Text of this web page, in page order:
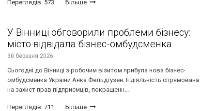
Переглядів: 573 Більше
У Вінниці обговорили проблеми бізнесу:
місто відвідала бізнес-омбудсменка
30 березня 2026
Сьогодні до Вінниці з робочим візитом прибула нова бізнес-
омбудсменка України Анка Фельдгузен. Її діяльність спрямована
на захист прав підприємців, покращенн...
Переглядів: 711 Більше